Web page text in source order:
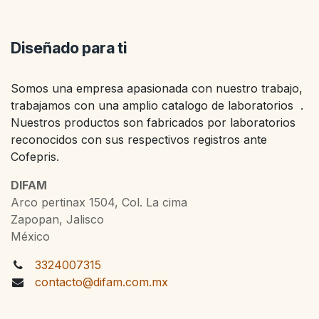
Diseñado para ti
Somos una empresa apasionada con nuestro trabajo,
trabajamos con una amplio catalogo de laboratorios .
Nuestros productos son fabricados por laboratorios
reconocidos con sus respectivos registros ante
Cofepris.
DIFAM
Arco pertinax 1504, Col. La cima
Zapopan, Jalisco
México
3324007315
contacto@difam.com.mx